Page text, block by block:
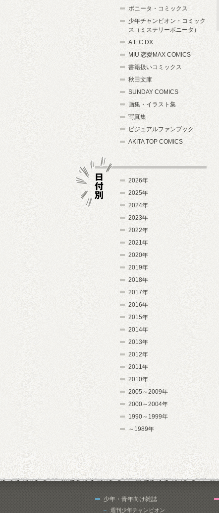
ボニータ・コミックス
少年チャンピオン・コミック
ス（ミステリーボニータ）
A.L.C.DX
MIU 恋愛MAX COMICS
書籍扱いコミックス
秋田文庫
SUNDAY COMICS
画集・イラスト集
写真集
ビジュアルファンブック
AKITA TOP COMICS
2026年
2025年
2024年
2023年
2022年
2021年
2020年
2019年
2018年
2017年
2016年
2015年
2014年
2013年
2012年
2011年
2010年
2005～2009年
2000～2004年
1990～1999年
～1989年
少年・青年向け雑誌
週刊少年チャンピオン